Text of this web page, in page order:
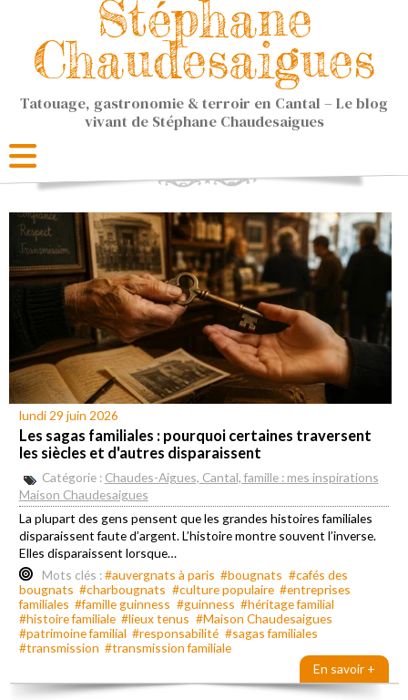
Stéphane
Chaudesaigues
Tatouage, gastronomie & terroir en Cantal – Le blog
vivant de Stéphane Chaudesaigues
lundi 29 juin 2026
Les sagas familiales : pourquoi certaines traversent
les siècles et d'autres disparaissent
Catégorie : Chaudes-Aigues, Cantal, famille : mes inspirations
Maison Chaudesaigues
La plupart des gens pensent que les grandes histoires familiales
disparaissent faute d’argent. L’histoire montre souvent l’inverse.
Elles disparaissent lorsque…
Mots clés :#auvergnats à paris #bougnats #cafés des
bougnats #charbougnats #culture populaire #entreprises
familiales #famille guinness #guinness #héritage familial
#histoire familiale #lieux tenus #Maison Chaudesaigues
#patrimoine familial #responsabilité #sagas familiales
#transmission #transmission familiale
En savoir +